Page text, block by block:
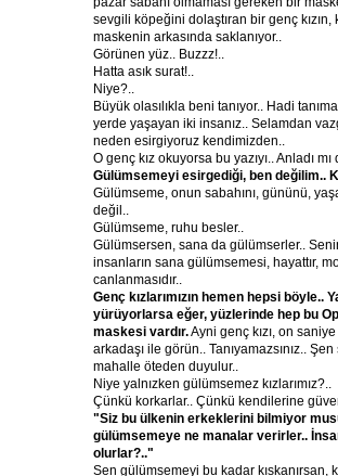
sevgili köpeğini dolaştıran bir genç
maskenin arkasında saklanıyor..
Görünen yüz.. Buzzz!..
Hatta asık surat!..
Niye?..
Büyük olasılıkla beni tanıyor.. Hadi
yerde yaşayan iki insanız.. Selamdan
neden esirgiyoruz kendimizden..
O genç kız okuyorsa bu yazıyı.. Anladı
Gülümsemeyi esirgediği, ben değilim..
Gülümseme, onun sabahını, gününü,
değil..
Gülümseme, ruhu besler..
Gülümsersen, sana da gülümserler..
insanların sana gülümsemesi, hayattır,
canlanmasıdır..
Genç kızlarımızın hemen hepsi böyle..
yürüyorlarsa eğer, yüzlerinde hep bu
maskesi vardır.Ayni genç kızı, on
arkadaşı ile görün.. Tanıyamazsınız..
mahalle öteden duyulur..
Niye yalnızken gülümsemez kızlarımız?..
Çünkü korkarlar.. Çünkü kendilerine
"Siz bu ülkenin erkeklerini bilmiyor
gülümsemeye ne manalar verirler..
olurlar?.."
Sen gülümsemeyi bu kadar kıskanırsan,